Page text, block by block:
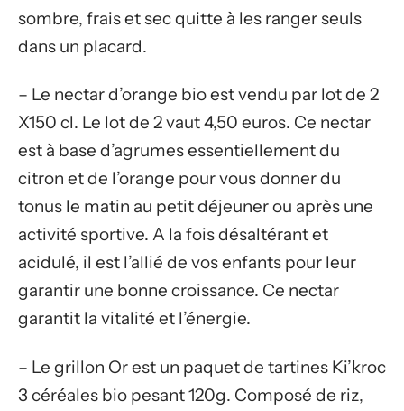
sombre, frais et sec quitte à les ranger seuls
dans un placard.
– Le nectar d’orange bio est vendu par lot de 2
X150 cl. Le lot de 2 vaut 4,50 euros. Ce nectar
est à base d’agrumes essentiellement du
citron et de l’orange pour vous donner du
tonus le matin au petit déjeuner ou après une
activité sportive. A la fois désaltérant et
acidulé, il est l’allié de vos enfants pour leur
garantir une bonne croissance. Ce nectar
garantit la vitalité et l’énergie.
– Le grillon Or est un paquet de tartines Ki’kroc
3 céréales bio pesant 120g. Composé de riz,